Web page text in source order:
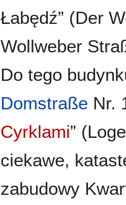
Łabędź” (Der
Wollweber
Do tego
Domstraße Nr.
Cyrklami”
ciekawe,
zabudowy